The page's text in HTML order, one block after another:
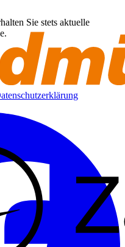
Sie stets aktuelle